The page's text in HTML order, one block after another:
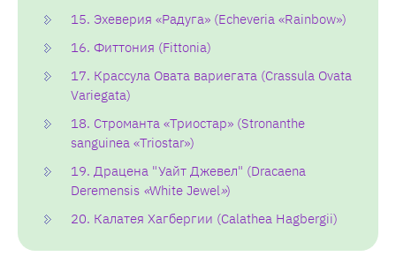
15. Эхеверия «Радуга» (Echeveria «Rainbow»)
16. Фиттония (Fittonia)
17. Крассула Овата вариегата (Crassula Ovata
Variegata)
18. Строманта «Триостар» (Stronanthe
sanguinea «Triostar»)
19. Драцена "Уайт Джевел" (Dracaena
Deremensis «White Jewel»)
20. Калатея Хагбергии (Calathea Hagbergii)